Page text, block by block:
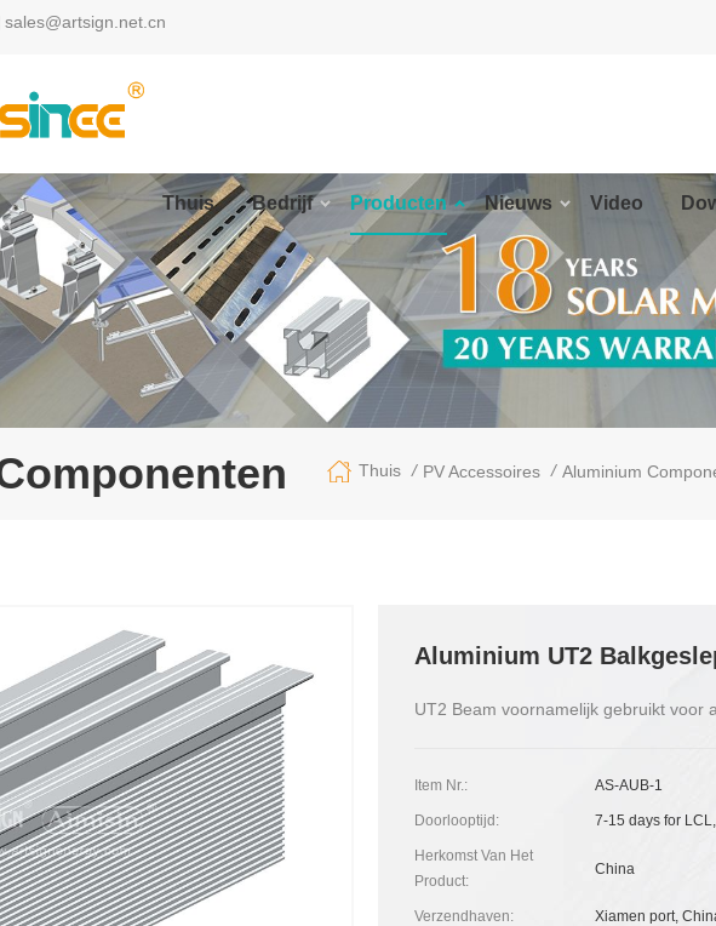
sales@artsign.net.cn
Thuis Bedrijf Producten Nieuws Video
Thuis / PV Accessoires / Aluminium
Aluminium UT2
UT2 Beam voornamelijk gebruikt voor
Item Nr.: AS-AUB-1
Doorlooptijd: 7-15 days for
Herkomst Van Het
Product:
China
Verzendhaven: Xiamen port,